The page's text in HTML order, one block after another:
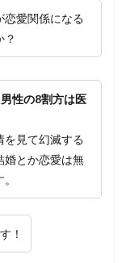
恋愛関係になる
？
性の8割方は医
を見て幻滅する
婚とか恋愛は無
！